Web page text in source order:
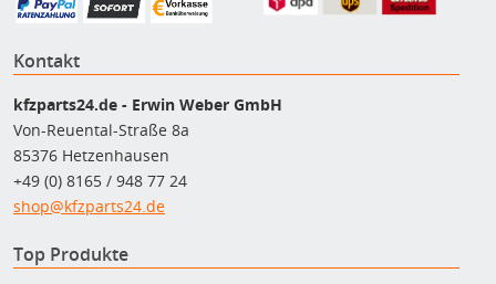
Kontakt
kfzparts24.de - Erwin Weber GmbH
Von-Reuental-Straße 8a
85376 Hetzenhausen
+49 (0) 8165 / 948 77 24
shop@kfzparts24.de
Top Produkte